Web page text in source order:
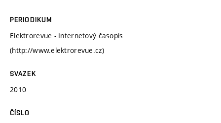
PERIODIKUM
Elektrorevue - Internetový časopis
(http://www.elektrorevue.cz)
SVAZEK
2010
ČÍSLO